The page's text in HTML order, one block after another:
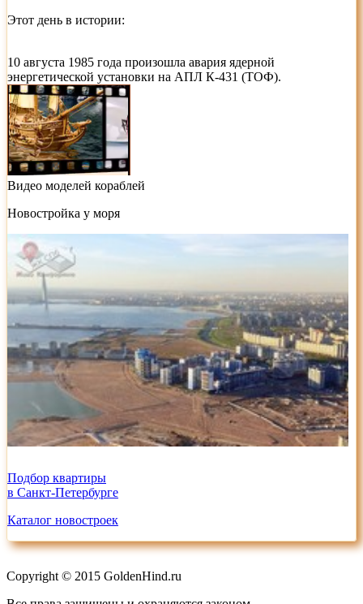
Этот день в истории:
10 августа 1985 года произошла авария ядерной
энергетической установки на АПЛ К-431 (ТОФ).
Видео моделей кораблей
Новостройка у моря
Подбор квартиры
в Санкт-Петербурге
Каталог новостроек
Copyright © 2015 GoldenHind.ru